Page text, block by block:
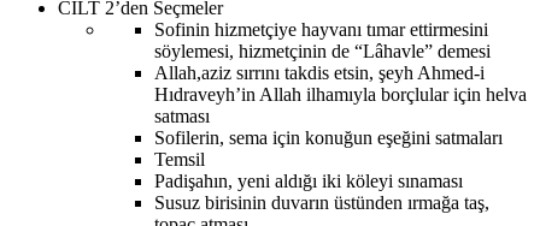
CİLT 2’den Seçmeler
Sofinin hizmetçiye hayvanı tımar ettirmesini
söylemesi, hizmetçinin de “Lâhavle” demesi
Allah,aziz sırrını takdis etsin, şeyh Ahmed-i
Hıdraveyh’in Allah ilhamıyla borçlular için helva
satması
Sofilerin, sema için konuğun eşeğini satmaları
Temsil
Padişahın, yeni aldığı iki köleyi sınaması
Susuz birisinin duvarın üstünden ırmağa taş,